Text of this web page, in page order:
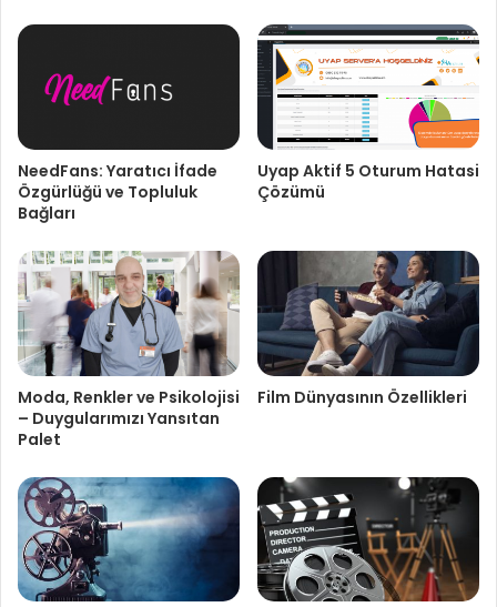
NeedFans: Yaratıcı İfade
Özgürlüğü ve Topluluk
Bağları
Uyap Aktif 5 Oturum Hatasi
Çözümü
Moda, Renkler ve Psikolojisi
– Duygularımızı Yansıtan
Palet
Film Dünyasının Özellikleri